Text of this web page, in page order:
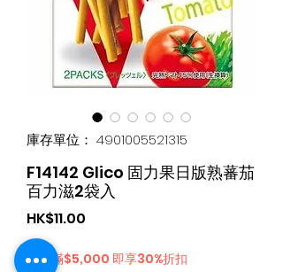
庫存單位： 4901005521315
F14142 Glico 固力果日版熟蕃茄
百力滋2袋入
HK$11.00
購物滿$5,000 即享30%折扣